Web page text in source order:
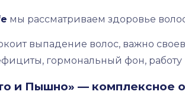
мы рассматриваем здоровье
выпадение волос, важно
гормональный фон,
и Пышно» — комплексное